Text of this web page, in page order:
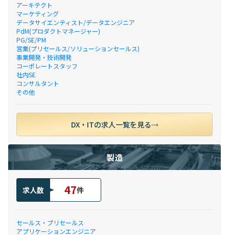
アーキテクト
マーケティング
データサイエンティスト/データエンジニア
PdM(プロダクトマネージャー)
PG/SE/PM
営業(プリセールス/ソリューションセールス)
事業開発・技術開発
コーポレートスタッフ
社内SE
コンサルタント
その他
DX・ITの求人一覧を見る
製造
求人数 47件
セールス・プリセールス
アプリケーションエンジニア